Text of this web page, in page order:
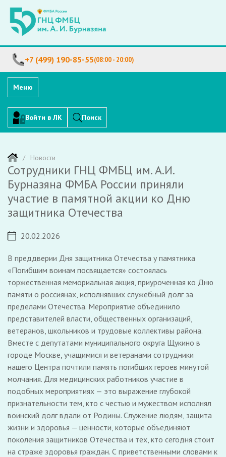
+7 (499) 190-85-55(08:00 - 20:00)
Меню
Войти в ЛК Поиск
Новости
Сотрудники ГНЦ ФМБЦ им. А.И.
Бурназяна ФМБА России приняли
участие в памятной акции ко Дню
защитника Отечества
20.02.2026
В преддверии Дня защитника Отечества у памятника
«Погибшим воинам посвящается» состоялась
торжественная мемориальная акция, приуроченная ко Дню
памяти о россиянах, исполнявших служебный долг за
пределами Отечества. Мероприятие объединило
представителей власти, общественных организаций,
ветеранов, школьников и трудовые коллективы района.
Вместе с депутатами муниципального округа Щукино в
городе Москве, учащимися и ветеранами сотрудники
нашего Центра почтили память погибших героев минутой
молчания. Для медицинских работников участие в
подобных мероприятиях — это выражение глубокой
признательности тем, кто с честью и мужеством исполнял
воинский долг вдали от Родины. Служение людям, защита
жизни и здоровья — ценности, которые объединяют
поколения защитников Отечества и тех, кто сегодня стоит
на страже здоровья граждан. С приветственными словами к